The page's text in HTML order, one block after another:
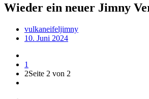
Wieder ein neuer Jimny
vulkaneifeljimny
10. Juni 2024
1
2Seite 2 von 2